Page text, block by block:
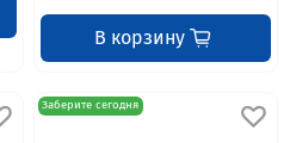
В корзину
Заберите сегодня